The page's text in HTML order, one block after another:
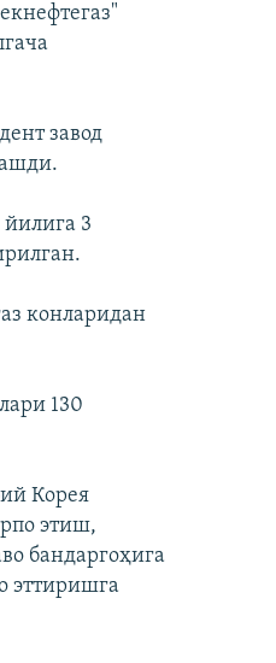
завод
3
конларидан
130
Корея
этиш,
бандаргоҳига
эттиришга